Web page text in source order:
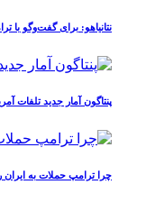
نتانیاهو: برای گفت‌وگو با
پنتاگون آمار جدید تلفات
چرا ترامپ حملات به ایران